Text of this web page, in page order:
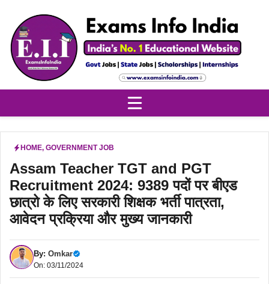
content
HOME, GOVERNMENT JOB
Assam Teacher TGT and PGT
Recruitment 2024: 9389 पदों पर बीएड
छात्रो के लिए सरकारी शिक्षक भर्ती पात्रता,
आवेदन प्रक्रिया और मुख्य जानकारी
By: Omkar
On: 03/11/2024